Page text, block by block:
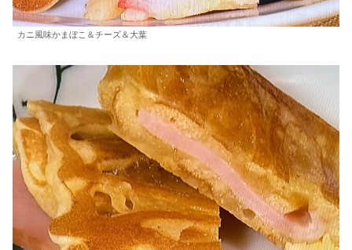
カニ風味かまぼこ＆チーズ＆大葉